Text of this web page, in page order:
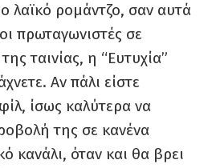
λαϊκό ρομάντζο, σαν αυτά
πρωταγωνιστές σε
ταινίας, η “Ευτυχία”
Αν πάλι είστε
ίσως καλύτερα να
της σε κανένα
κανάλι, όταν και θα βρει